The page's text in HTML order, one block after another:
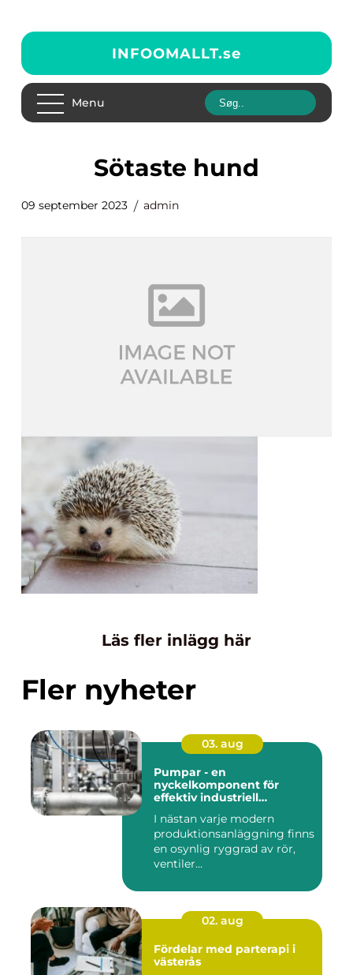
INFOOMALLT.se
Menu
sötaste hund
09 september 2023 admin
Läs fler inlägg här
Fler nyheter
03. aug
Pumpar - en
nyckelkomponent för
effektiv industriell
I nästan varje modern
produktionsanläggning finns
en osynlig ryggrad av rör,
ventiler...
02. aug
Fördelar med parterapi i
västerås